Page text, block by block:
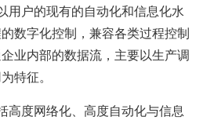
用户的现有的自动化和信息化水
数字化控制，兼容各类过程控制
业内部的数据流，主要以生产调
特征。
高度网络化、高度自动化与信息